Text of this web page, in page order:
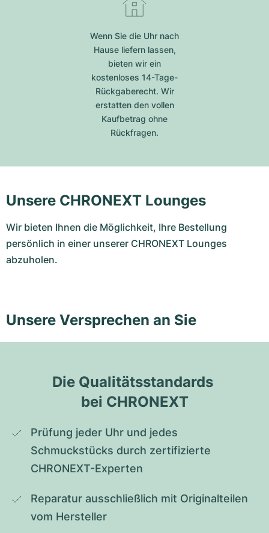
Wenn Sie die Uhr nach
Hause liefern lassen,
bieten wir ein
kostenloses 14-Tage-
Rückgaberecht. Wir
erstatten den vollen
Kaufbetrag ohne
Rückfragen.
Unsere CHRONEXT Lounges
Wir bieten Ihnen die Möglichkeit, Ihre Bestellung
persönlich in einer unserer CHRONEXT Lounges
abzuholen.
Unsere Versprechen an Sie
Die Qualitätsstandards
bei CHRONEXT
Prüfung jeder Uhr und jedes
Schmuckstücks durch zertifizierte
CHRONEXT-Experten
Reparatur ausschließlich mit Originalteilen
vom Hersteller